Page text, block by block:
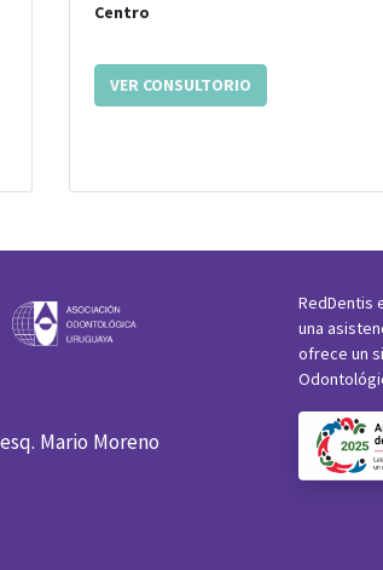
Centro
VER CONSULTORIO
Mario Moreno
RedDentis
una
ofrece un